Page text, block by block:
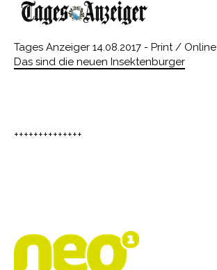
Tages Anzeiger 14.08.2017 - Print / Online
Das sind die neuen Insektenburger
++++++++++++++